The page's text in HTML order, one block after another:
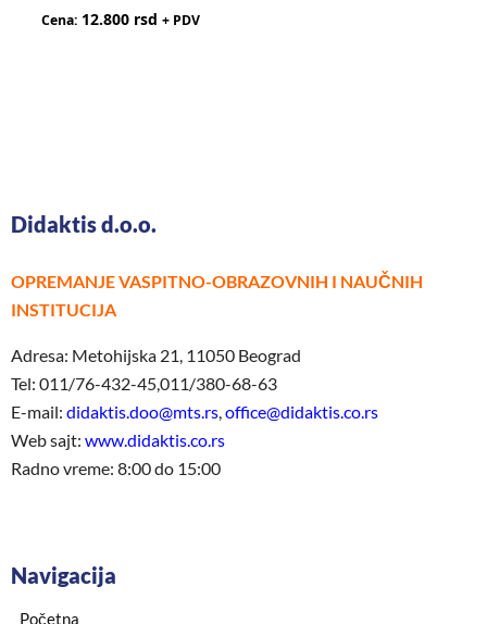
Cena: 12.800 rsd + PDV
Didaktis d.o.o.
OPREMANJE VASPITNO-OBRAZOVNIH I NAUČNIH
INSTITUCIJA
Adresa: Metohijska 21, 11050 Beograd
Tel: 011/76-432-45,011/380-68-63
E-mail: didaktis.doo@mts.rs,office@didaktis.co.rs
Web sajt: www.didaktis.co.rs
Radno vreme: 8:00 do 15:00
Navigacija
Početna